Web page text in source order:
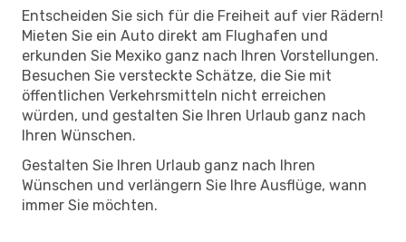
Entscheiden Sie sich für die Freiheit auf vier Rädern!
Mieten Sie ein Auto direkt am Flughafen und
erkunden Sie Mexiko ganz nach Ihren Vorstellungen.
Besuchen Sie versteckte Schätze, die Sie mit
öffentlichen Verkehrsmitteln nicht erreichen
würden, und gestalten Sie Ihren Urlaub ganz nach
Ihren Wünschen.
Gestalten Sie Ihren Urlaub ganz nach Ihren
Wünschen und verlängern Sie Ihre Ausflüge, wann
immer Sie möchten.